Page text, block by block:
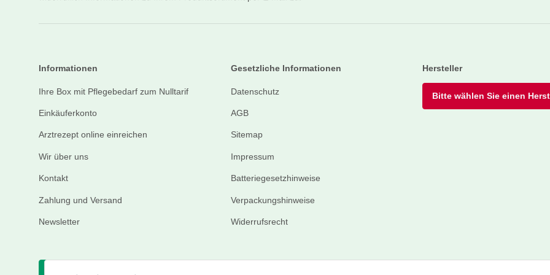
Informationen
Ihre Box mit Pflegebedarf zum Nulltarif
Einkäuferkonto
Arztrezept online einreichen
Wir über uns
Kontakt
Zahlung und Versand
Newsletter
Gesetzliche Informationen
Datenschutz
AGB
Sitemap
Impressum
Batteriegesetzhinweise
Verpackungshinweise
Widerrufsrecht
Hersteller
Bitte wählen Sie einen
Vertrag widerrufen